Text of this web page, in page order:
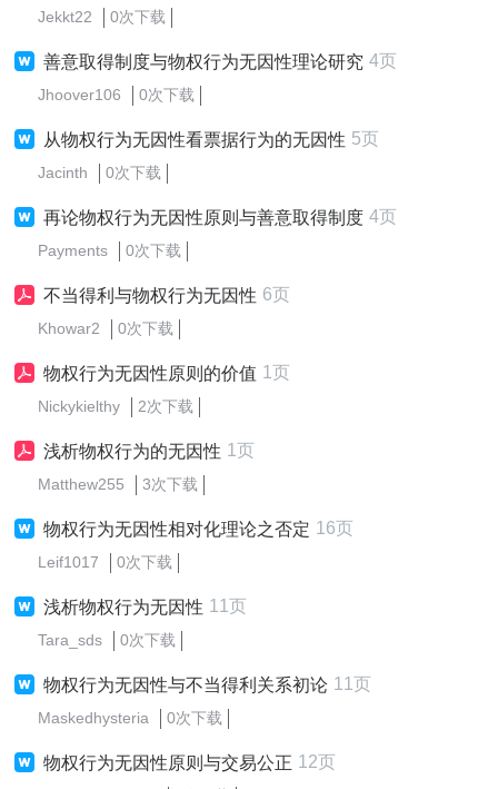
Jekkt22 0次下载
善意取得制度与物权行为无因性理论研究 4页
Jhoover106 0次下载
从物权行为无因性看票据行为的无因性 5页
Jacinth 0次下载
再论物权行为无因性原则与善意取得制度 4页
Payments 0次下载
不当得利与物权行为无因性 6页
Khowar2 0次下载
物权行为无因性原则的价值 1页
Nickykielthy 2次下载
浅析物权行为的无因性 1页
Matthew255 3次下载
物权行为无因性相对化理论之否定 16页
Leif1017 0次下载
浅析物权行为无因性 11页
Tara_sds 0次下载
物权行为无因性与不当得利关系初论 11页
Maskedhysteria 0次下载
物权行为无因性原则与交易公正 12页